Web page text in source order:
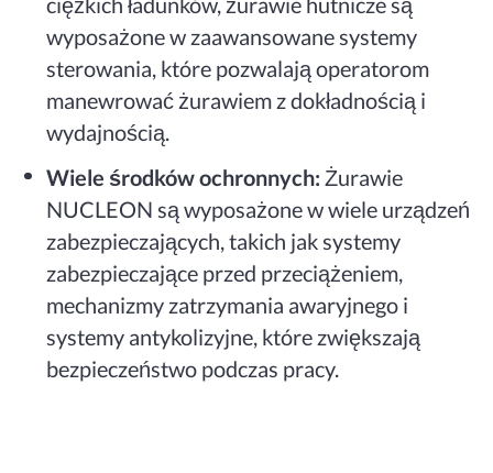
wyposażone w zaawansowane systemy
sterowania, które pozwalają operatorom
manewrować żurawiem z dokładnością i
wydajnością.
Wiele środków ochronnych: Żurawie
NUCLEON są wyposażone w wiele urządzeń
zabezpieczających, takich jak systemy
zabezpieczające przed przeciążeniem,
mechanizmy zatrzymania awaryjnego i
systemy antykolizyjne, które zwiększają
bezpieczeństwo podczas pracy.